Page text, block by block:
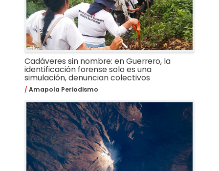
Cadáveres sin nombre: en Guerrero, la
identificación forense solo es una
simulación, denuncian colectivos
Amapola Periodismo